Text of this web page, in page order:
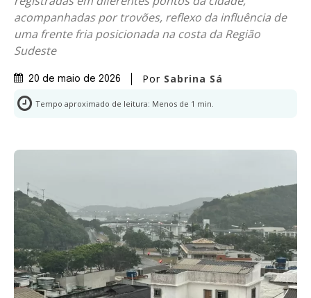
acompanhadas por trovões, reflexo da influência de
uma frente fria posicionada na costa da Região
Sudeste
20 de maio de 2026 Por Sabrina Sá
Tempo aproximado de leitura: Menos de 1 min.